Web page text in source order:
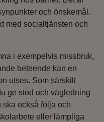
och önskemål.
med socialtjänsten och
i exempelvis missbruk,
beteende kan en
utses. Som särskilt
ge stöd och vägledning
ska också följa och
eller lämpliga